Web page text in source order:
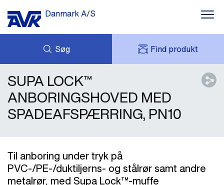
Danmark A/S
Søg Find produkt
NYHEDER
DOWNLOADS
CASES
OM OS
KONTAKT OS
AVK HOLDING (GROUP)
PRISLISTE
SUPA LOCK™
ANBORINGSHOVED MED
SPADEAFSPÆRRING, PN10
Til anboring under tryk på
PVC-/PE-/duktiljerns- og stålrør samt andre
metalrør, med Supa Lock™-muffe